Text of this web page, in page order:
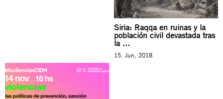
Siria: Raqqa en ruinas y la
población civil devastada tras
la ...
15. Jun, 2018